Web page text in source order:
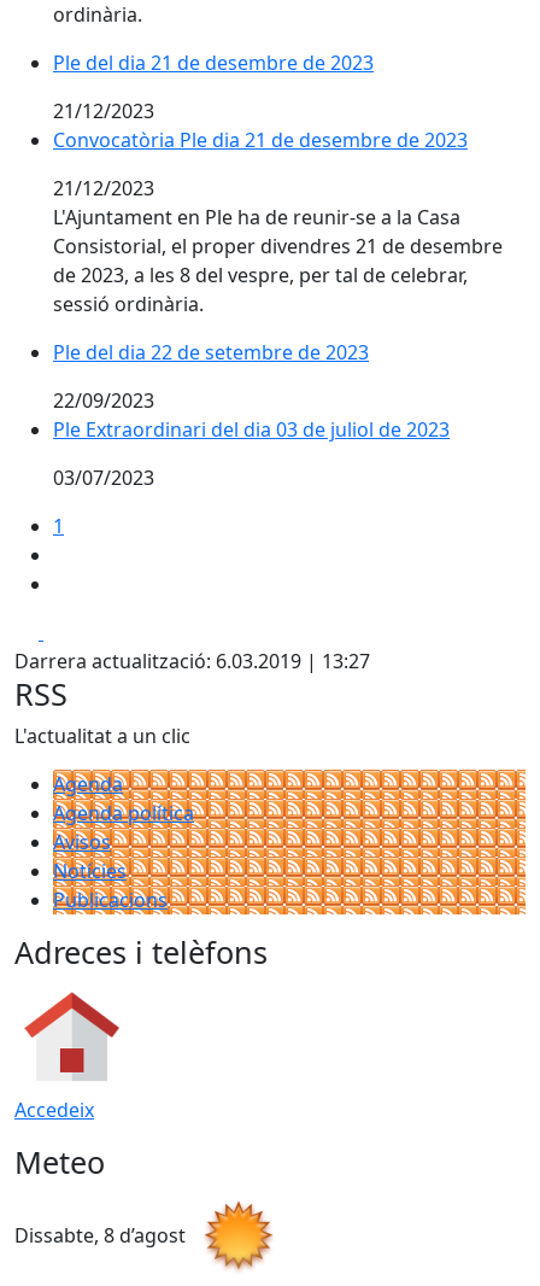
ordinària.
Ple del dia 21 de desembre de 2023
21/12/2023
Convocatòria Ple dia 21 de desembre de 2023
21/12/2023
L'Ajuntament en Ple ha de reunir-se a la Casa
Consistorial, el proper divendres 21 de desembre
de 2023, a les 8 del vespre, per tal de celebrar,
sessió ordinària.
Ple del dia 22 de setembre de 2023
22/09/2023
Ple Extraordinari del dia 03 de juliol de 2023
03/07/2023
1
Darrera actualització: 6.03.2019 | 13:27
RSS
L'actualitat a un clic
Agenda
Agenda política
Avisos
Notícies
Publicacions
Adreces i telèfons
Accedeix
Meteo
Dissabte, 8 d’agost